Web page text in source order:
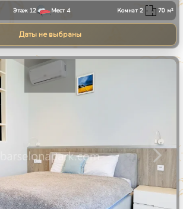
Этаж 12 Мест 4 Комнат2 70 м²
Даты не выбраны